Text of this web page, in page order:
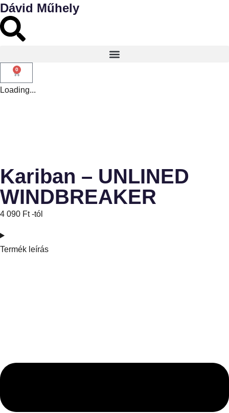
Dávid Műhely
0
Loading...
Kariban – UNLINED
WINDBREAKER
4 090 Ft-tól
Termék leírás